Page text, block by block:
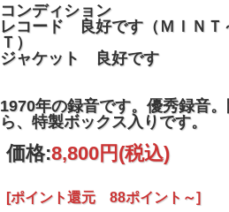
コンディション
レコード 良好です（ＭＩＮ
Ｔ）
ジャケット 良好です
1970年の録音です。優秀録音
ら、特製ボックス入りです。
価格:8,800円 (税込)
[ポイント還元 88ポイント～]